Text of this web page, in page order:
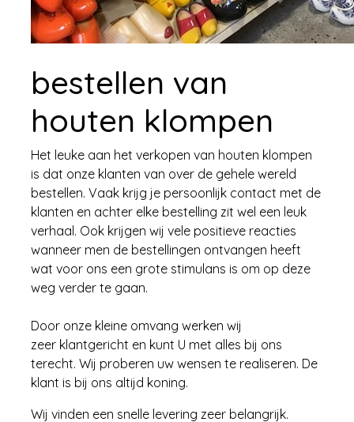
bestellen van
houten klompen
Het leuke aan het verkopen van houten klompen
is dat onze klanten van over de gehele wereld
bestellen. Vaak krijg je persoonlijk contact met de
klanten en achter elke bestelling zit wel een leuk
verhaal. Ook krijgen wij vele positieve reacties
wanneer men de bestellingen ontvangen heeft
wat voor ons een grote stimulans is om op deze
weg verder te gaan.
Door onze kleine omvang werken wij
zeer klantgericht en kunt U met alles bij ons
terecht. Wij proberen uw wensen te realiseren. De
klant is bij ons altijd koning.
Wij vinden een snelle levering zeer belangrijk.